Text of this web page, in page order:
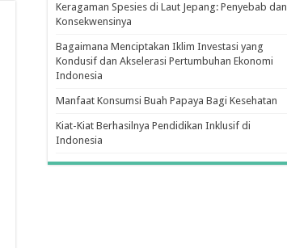
Keragaman Spesies di Laut Jepang: Penyebab dan
Konsekwensinya
Bagaimana Menciptakan Iklim Investasi yang
Kondusif dan Akselerasi Pertumbuhan Ekonomi
Indonesia
Manfaat Konsumsi Buah Papaya Bagi Kesehatan
Kiat-Kiat Berhasilnya Pendidikan Inklusif di
Indonesia